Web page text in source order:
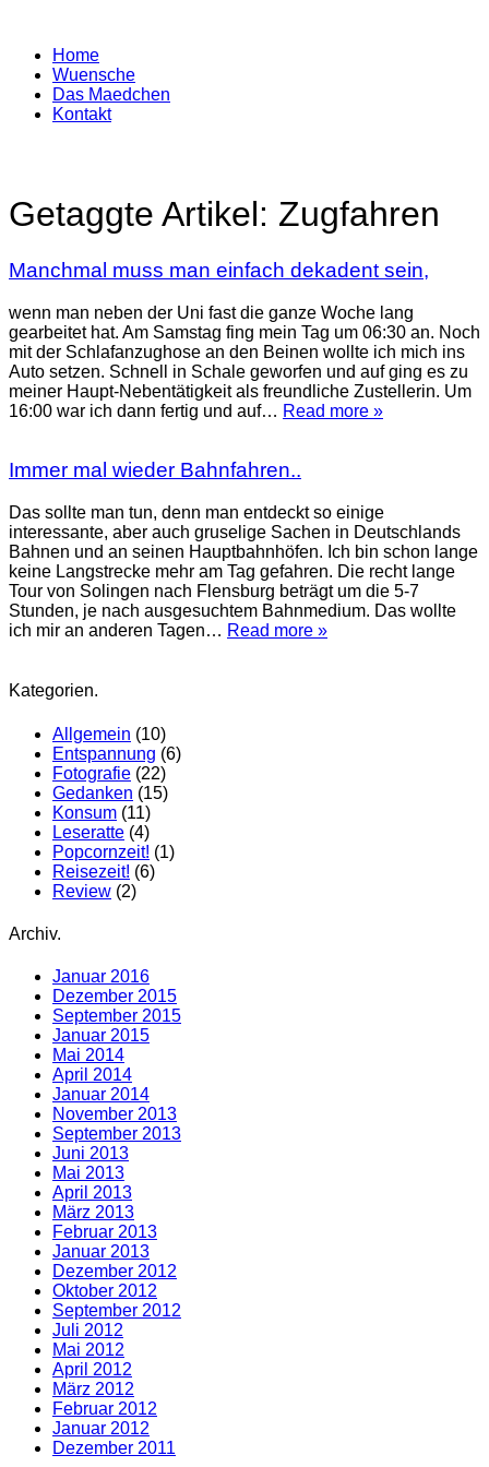
Home
Wuensche
Das Maedchen
Kontakt
Getaggte Artikel: Zugfahren
Manchmal muss man einfach dekadent sein,
wenn man neben der Uni fast die ganze Woche lang
gearbeitet hat. Am Samstag fing mein Tag um 06:30 an. Noch
mit der Schlafanzughose an den Beinen wollte ich mich ins
Auto setzen. Schnell in Schale geworfen und auf ging es zu
meiner Haupt-Nebentätigkeit als freundliche Zustellerin. Um
16:00 war ich dann fertig und auf… Read more »
Immer mal wieder Bahnfahren..
Das sollte man tun, denn man entdeckt so einige
interessante, aber auch gruselige Sachen in Deutschlands
Bahnen und an seinen Hauptbahnhöfen. Ich bin schon lange
keine Langstrecke mehr am Tag gefahren. Die recht lange
Tour von Solingen nach Flensburg beträgt um die 5-7
Stunden, je nach ausgesuchtem Bahnmedium. Das wollte
ich mir an anderen Tagen… Read more »
Kategorien.
Allgemein (10)
Entspannung (6)
Fotografie (22)
Gedanken (15)
Konsum (11)
Leseratte (4)
Popcornzeit! (1)
Reisezeit! (6)
Review (2)
Archiv.
Januar 2016
Dezember 2015
September 2015
Januar 2015
Mai 2014
April 2014
Januar 2014
November 2013
September 2013
Juni 2013
Mai 2013
April 2013
März 2013
Februar 2013
Januar 2013
Dezember 2012
Oktober 2012
September 2012
Juli 2012
Mai 2012
April 2012
März 2012
Februar 2012
Januar 2012
Dezember 2011